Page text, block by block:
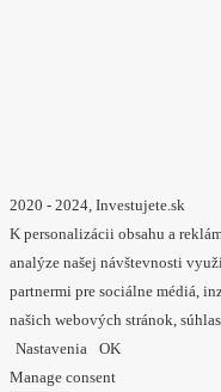
2020 - 2024, Investujete.sk
K personalizácii obsahu a
analýze našej návštevnosti
partnermi pre sociálne médiá,
našich webových stránok,
Nastavenia
OK
Manage consent